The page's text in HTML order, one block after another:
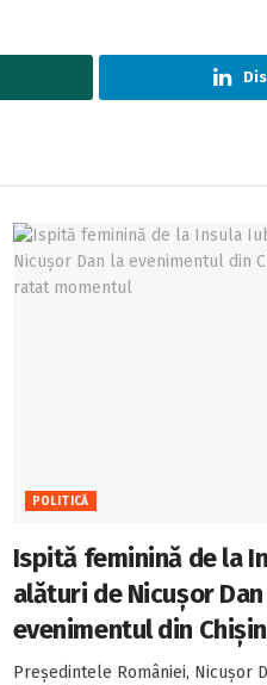
POLITICĂ
Ispită feminină de la
alături de Nicușor
evenimentul din
a ratat momentul
Președintele României, Nicușor